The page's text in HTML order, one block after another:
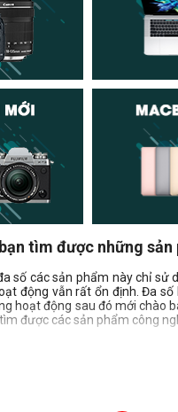
tìm được những
số các sản phẩm này chỉ
động vẫn rất ổn định. Đa
hoạt động sau đó mới chào
được các sản phẩm công
để đảm bảo chất